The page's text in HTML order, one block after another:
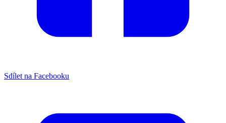
Sdílet na Facebooku